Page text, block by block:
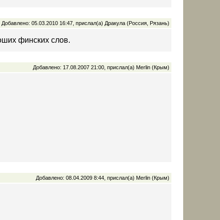
Добавлено: 05.03.2010 16:47, прислал(а) Дракула (Россия, Рязань)
финских слов.
Добавлено: 17.08.2007 21:00, прислал(а) Merlin (Крым)
Добавлено: 08.04.2009 8:44, прислал(а) Merlin (Крым)